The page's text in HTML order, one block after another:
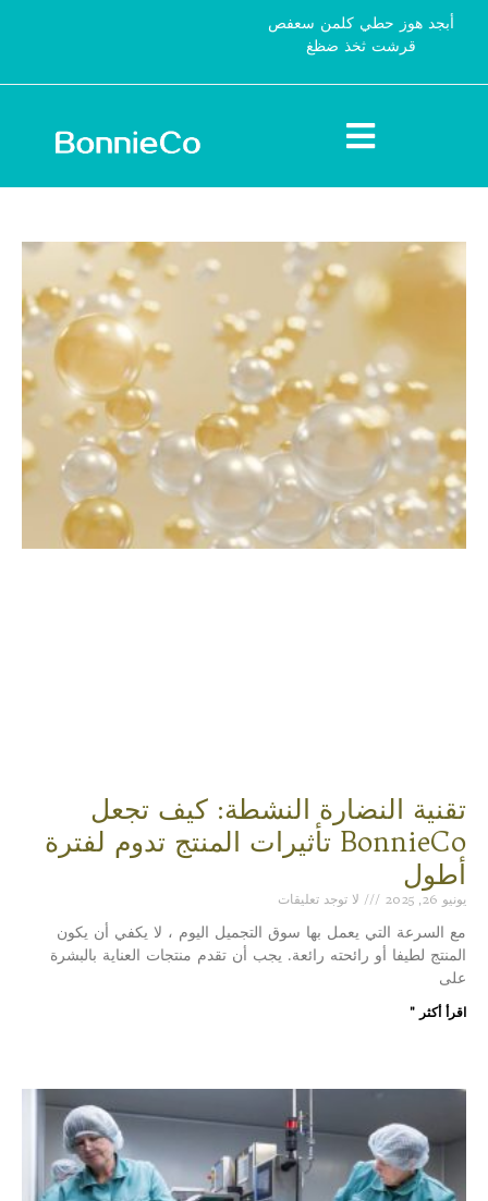
أبجد هوز حطي كلمن سعفص
قرشت ثخذ ضظغ
تقنية النضارة النشطة: كيف تجعل
BonnieCo تأثيرات المنتج تدوم لفترة
أطول
يونيو 26, 2025 لا توجد تعليقات
مع السرعة التي يعمل بها سوق التجميل اليوم ، لا يكفي أن يكون
المنتج لطيفا أو رائحته رائعة. يجب أن تقدم منتجات العناية بالبشرة
على
اقرأ أكثر "